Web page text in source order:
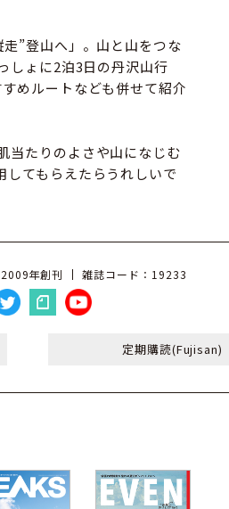
”登山へ」。山と山をつな
しょに2泊3日の丹沢山行
めルートなども併せて紹介
当たりのよさや山になじむ
てもらえたらうれしいで
2009年創刊 雑誌コード：19233
定期購読(Fujisan)